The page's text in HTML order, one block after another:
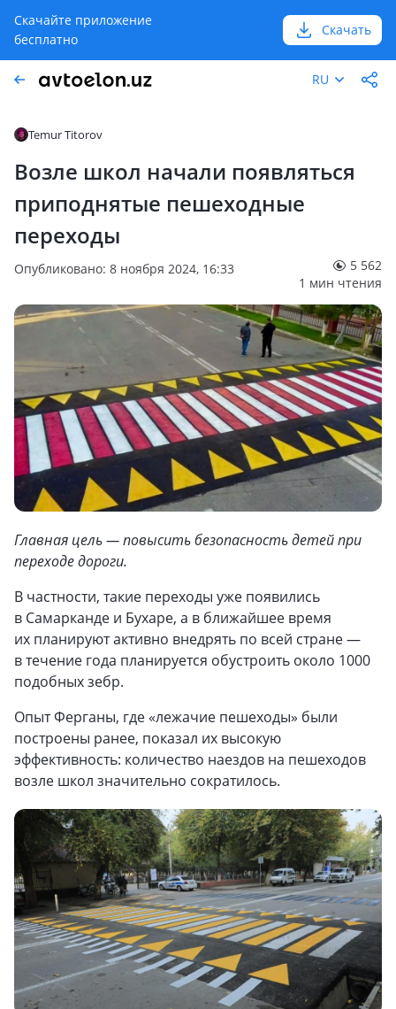
Скачайте приложение
бесплатно
Скачать
RU
Temur Titorov
Возле школ начали появляться
приподнятые пешеходные
переходы
Опубликовано: 8 ноября 2024, 16:33
5 562
1 мин чтения
Главная цель — повысить безопасность детей при
переходе дороги.
В частности, такие переходы уже появились
в Самарканде и Бухаре, а в ближайшее время
их планируют активно внедрять по всей стране —
в течение года планируется обустроить около 1000
подобных зебр.
Опыт Ферганы, где «лежачие пешеходы» были
построены ранее, показал их высокую
эффективность: количество наездов на пешеходов
возле школ значительно сократилось.